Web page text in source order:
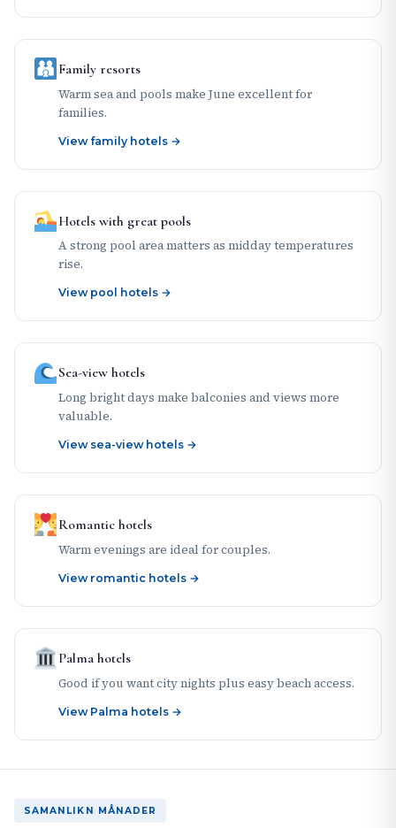
Family resorts
Warm sea and pools make June excellent for
families.
View family hotels →
Hotels with great pools
A strong pool area matters as midday temperatures
rise.
View pool hotels →
Sea-view hotels
Long bright days make balconies and views more
valuable.
View sea-view hotels →
Romantic hotels
Warm evenings are ideal for couples.
View romantic hotels →
Palma hotels
Good if you want city nights plus easy beach access.
View Palma hotels →
SAMANLIKN MÅNADER